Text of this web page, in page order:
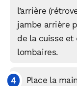
l’arrière
jambe arrière
de la cuisse et
lombaires.
Place la